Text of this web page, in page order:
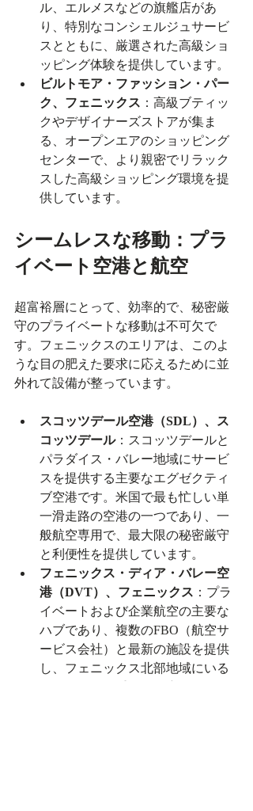
ル、エルメスなどの旗艦店があ
り、特別なコンシェルジュサービ
スとともに、厳選された高級ショ
ッピング体験を提供しています。
ビルトモア・ファッション・パー
ク、フェニックス ：高級ブティッ
クやデザイナーズストアが集ま
る、オープンエアのショッピング
センターで、より親密でリラック
スした高級ショッピング環境を提
供しています。
シームレスな移動：プラ
イベート空港と航空
超富裕層にとって、効率的で、秘密厳
守のプライベートな移動は不可欠で
す。フェニックスのエリアは、このよ
うな目の肥えた要求に応えるために並
外れて設備が整っています。
スコッツデール空港（SDL）、ス
コッツデール：スコッツデールと
パラダイス・バレー地域にサービ
スを提供する主要なエグゼクティ
ブ空港です。米国で最も忙しい単
一滑走路の空港の一つであり、一
般航空専用で、最大限の秘密厳守
と利便性を提供しています。
フェニックス・ディア・バレー空
港（DVT）、フェニックス ：プラ
イベートおよび企業航空の主要な
ハブであり、複数のFBO（航空サ
ービス会社）と最新の施設を提供
し、フェニックス北部地域にいる